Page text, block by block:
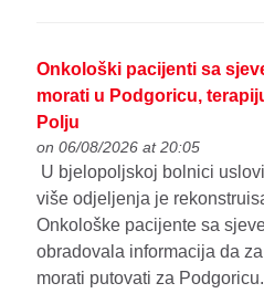
Onkološki pacijenti sa
morati u Podgoricu,
Polju
on 06/08/2026 at 20:05
U bjelopoljskoj bolnici
više odjeljenja je
Onkološke pacijente sa
obradovala informacija da
morati putovati za Podgoricu.